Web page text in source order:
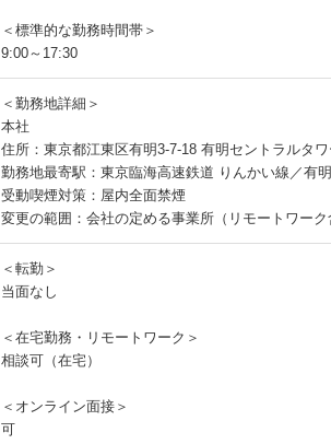
＜標準的な勤務時間帯＞
9:00～17:30
＜勤務地詳細＞
本社
住所：東京都江東区有明3-7-18 有明セントラルタ
勤務地最寄駅：東京臨海高速鉄道 りんかい線／有
受動喫煙対策：屋内全面禁煙
変更の範囲：会社の定める事業所（リモートワーク
＜転勤＞
当面なし
＜在宅勤務・リモートワーク＞
相談可（在宅）
＜オンライン面接＞
可